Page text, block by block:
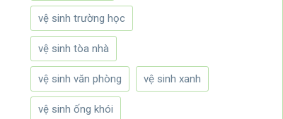
vệ sinh trường học
vệ sinh tòa nhà
vệ sinh văn phòng vệ sinh xanh
vệ sinh ống khói